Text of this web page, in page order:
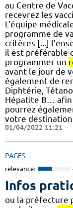
au Centre de
recevrez les
L’équipe
programme de
critères [...]
il est préférable
programmer un
avant le jour de
également de
Diphtérie,
Hépatite B… afin
pourrez
votre destination
01/04/2022 11:21
PAGES
relevance:
Infos
ou la préfecture